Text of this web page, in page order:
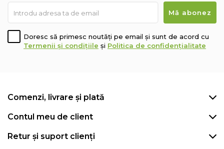
Doresc să primesc noutăți pe email și sunt de acord cu
Termenii și condițiile și Politica de confidențialitate
Comenzi, livrare și plată
Contul meu de client
Retur și suport clienți